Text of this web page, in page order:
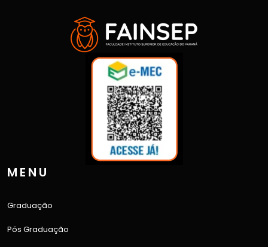
MENU
Graduação
Pós Graduação